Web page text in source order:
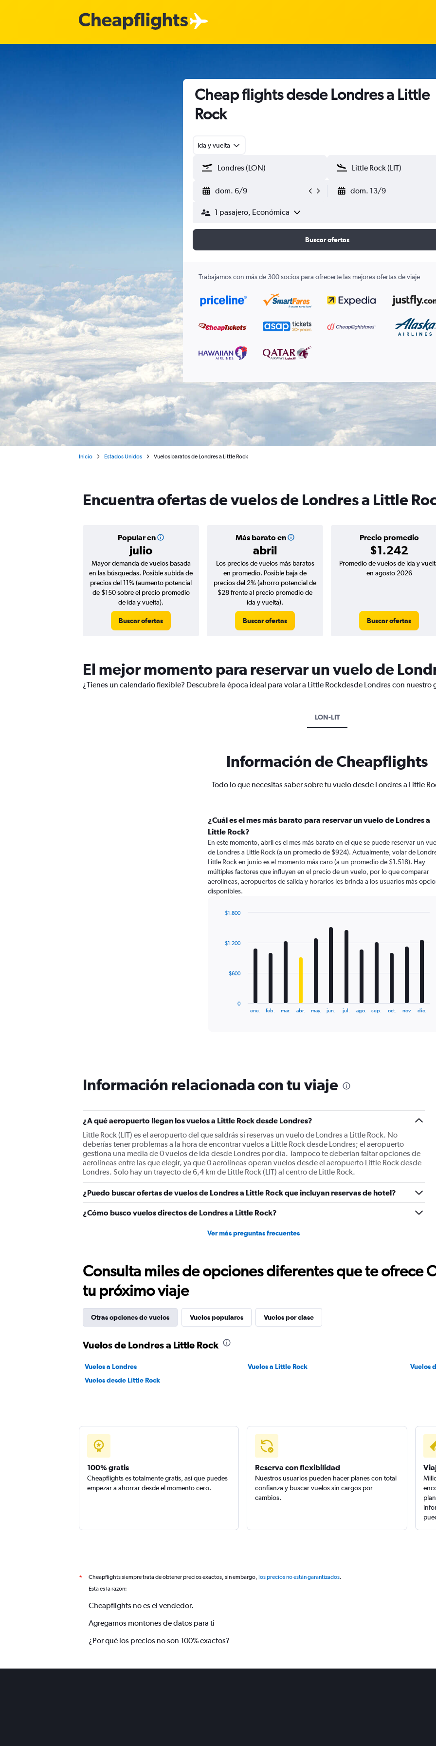
Cheap flights desde Londres a Little
Rock
Ida y vuelta
dom. 6/9 dom. 13/9
1 pasajero, Económica
Buscar ofertas
Trabajamos con más de 300 socios para ofrecerte las mejores ofertas de viaje
Inicio Estados Unidos Vuelos baratos de Londres a Little Rock
Encuentra ofertas de vuelos de Londres a Little
Popular en
julio
Más barato en
abril
Precio promedio
$1.242
Mayor demanda de vuelos basada
en las búsquedas. Posible subida de
precios del 11% (aumento potencial
de $150 sobre el precio promedio
de ida y vuelta).
Buscar ofertas
Los precios de vuelos más baratos
en promedio. Posible baja de
precios del 2% (ahorro potencial de
$28 frente al precio promedio de
ida y vuelta).
Buscar ofertas
Promedio de vuelos de ida y
en agosto 2026
Buscar ofertas
El mejor momento para reservar un vuelo de
¿Tienes un calendario flexible? Descubre la época ideal para volar a Little Rockdesde Londres con
LON-LIT
Información de Cheapflights
Todo lo que necesitas saber sobre tu vuelo desde Londres a Little
¿Cuál es el mes más barato para reservar un vuelo de Londres a
Little Rock?
En este momento, abril es el mes más barato en el que se puede reservar un
de Londres a Little Rock (a un promedio de $924). Actualmente, volar de
Little Rock en junio es el momento más caro (a un promedio de $1.518). Hay
múltiples factores que influyen en el precio de un vuelo, por lo que comparar
aerolíneas, aeropuertos de salida y horarios les brinda a los usuarios más
disponibles.
12
The
chart
has
Y
axis
displaying
values.
Range:
0
to
1800.
ene. feb. mar. abr. may. jun. jul. ago. sep. oct. nov. dic.
0
$600
$1.200
$1.800
Información relacionada con tu viaje
¿A qué aeropuerto llegan los vuelos a Little Rock desde Londres?
Little Rock (LIT) es el aeropuerto del que saldrás si reservas un vuelo de Londres a Little Rock. No
deberías tener problemas a la hora de encontrar vuelos a Little Rock desde Londres; el aeropuerto
gestiona una media de 0 vuelos de ida desde Londres por día. Tampoco te deberían faltar opciones de
aerolíneas entre las que elegir, ya que 0 aerolíneas operan vuelos desde el aeropuerto Little Rock desde
Londres. Solo hay un trayecto de 6,4 km de Little Rock (LIT) al centro de Little Rock.
¿Puedo buscar ofertas de vuelos de Londres a Little Rock que incluyan reservas de hotel?
¿Cómo busco vuelos directos de Londres a Little Rock?
Ver más preguntas frecuentes
Consulta miles de opciones diferentes que te ofrece
tu próximo viaje
Otras opciones de vuelos Vuelos populares Vuelos por clase
Vuelos de Londres a Little Rock
Vuelos a Londres Vuelos a Little Rock
Vuelos
Vuelos desde Little Rock
100% gratis
Cheapflights es totalmente gratis, así que puedes
empezar a ahorrar desde el momento cero.
Reserva con flexibilidad
Nuestros usuarios pueden hacer planes con total
confianza y buscar vuelos sin cargos por
cambios.
* Cheapflights siempre trata de obtener precios exactos, sin embargo, los precios no están garantizados.
Esta es la razón:
Cheapflights no es el vendedor.
Agregamos montones de datos para ti
¿Por qué los precios no son 100% exactos?